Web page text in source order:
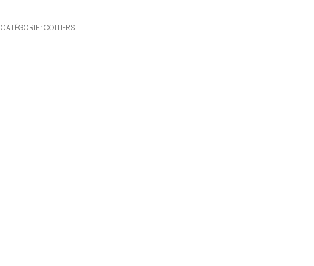
CATÉGORIE :COLLIERS